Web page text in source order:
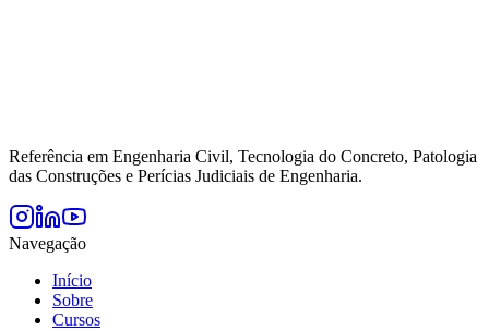
Referência em Engenharia Civil, Tecnologia do Concreto, Patologia
das Construções e Perícias Judiciais de Engenharia.
Navegação
Início
Sobre
Cursos